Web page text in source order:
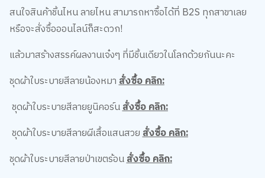
สนใจสินค้าชิ้นไหน ลายไหน สามารถหาซื้อได้ที่ B2S ทุกสาขาเลย
หรือจะสั่งซื้อออนไลน์ก็สะดวก!
แล้วมาสร้างสรรค์ผลงานเจ๋งๆ ที่มีชิ้นเดียวในโลกด้วยกันนะคะ
ชุดผ้าใบระบายสีลายน้องหมา สั่งซื้อ คลิก:
ชุดผ้าใบระบายสีลายยูนิคอร์น สั่งซื้อ คลิก:
ชุดผ้าใบระบายสีลายผีเสื้อแสนสวย สั่งซื้อ คลิก:
ชุดผ้าใบระบายสีลายป่าเขตร้อน สั่งซื้อ คลิก: